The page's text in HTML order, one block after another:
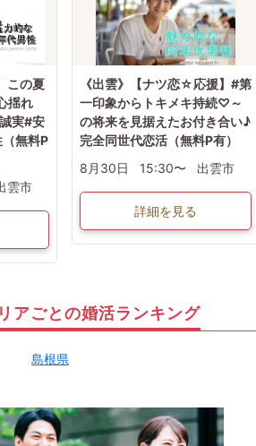
この夏
揺れ
実#安
無料P
雲市
《出雲》【ナツ恋☆応援】#第
一印象からトキメキ持続♡～
の将来を見据えたお付き合い♪
完全同世代恋活（無料P有）
8月30日
15:30〜 出雲市
詳細を見る
アごとの婚活ランキング
島根県